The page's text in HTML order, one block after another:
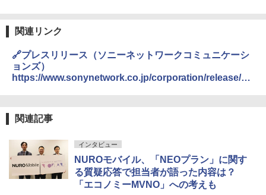
関連リンク
🔗プレスリリース（ソニーネットワークコミュニケーシ
ョンズ）
https://www.sonynetwork.co.jp/corporation/release/20
関連記事
インタビュー
NUROモバイル、「NEOプラン」に関す
る質疑応答で担当者が語った内容は？
「エコノミーMVNO」への考えも